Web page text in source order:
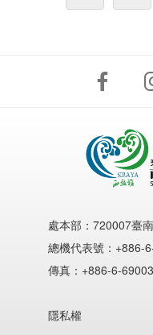
處本部： 720007臺
總機代表號：+886-
傳真：+886-6-
隱私權